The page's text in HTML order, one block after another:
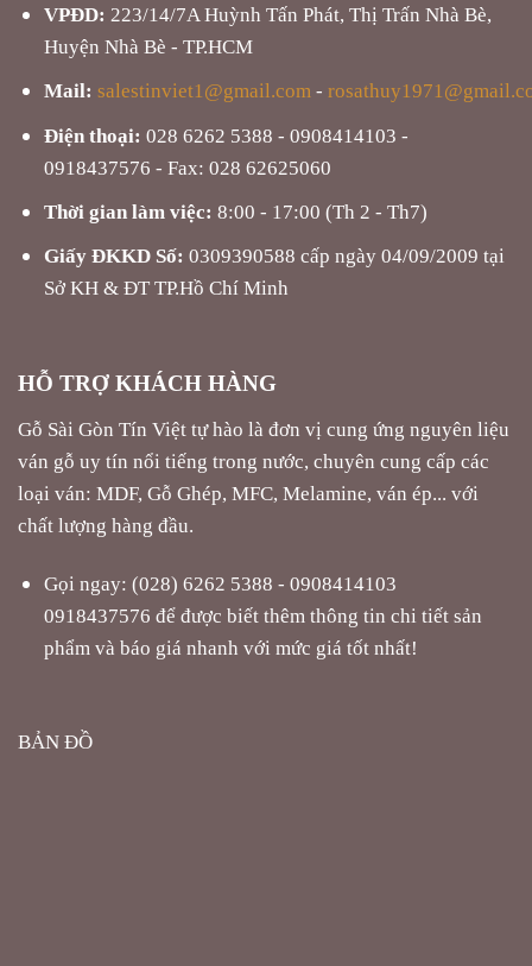
VPĐD: 223/14/7A Huỳnh Tấn Phát, Thị Trấn Nhà Bè,
Huyện Nhà Bè - TP.HCM
Mail: salestinviet1@gmail.com -
Điện thoại: 028 6262 5388 - 0908414103 -
0918437576 - Fax: 028 62625060
Thời gian làm việc: 8:00 - 17:00 (Th 2 - Th7)
Giấy ĐKKD Số: 0309390588 cấp ngày 04/09/2009 tại
Sở KH & ĐT TP.Hồ Chí Minh
HỖ TRỢ KHÁCH HÀNG
Gỗ Sài Gòn Tín Việt tự hào là đơn vị cung ứng nguyên liệu
ván gỗ uy tín nổi tiếng trong nước, chuyên cung cấp các
loại ván: MDF, Gỗ Ghép, MFC, Melamine, ván ép... với
chất lượng hàng đầu.
Gọi ngay: (028) 6262 5388 - 0908414103
0918437576 để được biết thêm thông tin chi tiết sản
phẩm và báo giá nhanh với mức giá tốt nhất!
BẢN ĐỒ